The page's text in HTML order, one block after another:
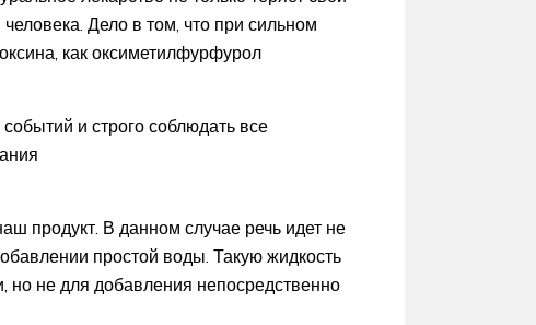
Дело в том, что при сильном
как оксиметилфурфурол
и строго соблюдать все
продукт. В данном случае речь идет не
простой воды. Такую жидкость
но не для добавления непосредственно